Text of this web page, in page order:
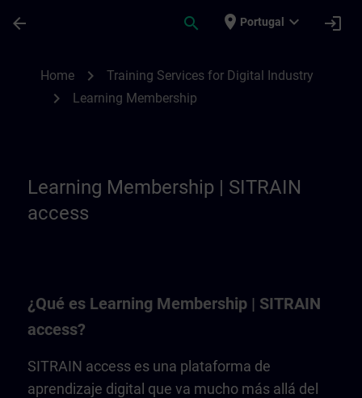
arrow_back search place Portugal expand_more login
Home chevron_right Training Services for Digital Industry
chevron_right Learning Membership
Learning Membership | SITRAIN
access
¿Qué es Learning Membership | SITRAIN
access?
SITRAIN access es una plataforma de
aprendizaje digital que va mucho más allá del